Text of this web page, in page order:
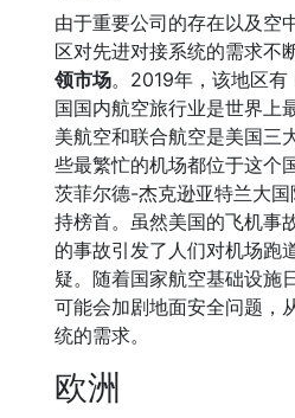
由于重要公司的存在以及空
区对先进对接系统的需求不
领市场。2019年，该地区有
国国内航空旅行业是世界上
美航空和联合航空是美国三
些最繁忙的机场都位于这个
茨菲尔德-杰克逊亚特兰大
持榜首。虽然美国的飞机事
的事故引发了人们对机场跑
疑。随着国家航空基础设施
可能会加剧地面安全问题，
统的需求。
欧洲